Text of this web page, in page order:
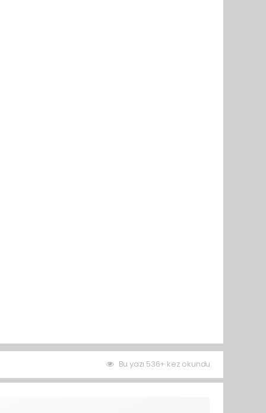
Bu yazı 536+ kez okundu.